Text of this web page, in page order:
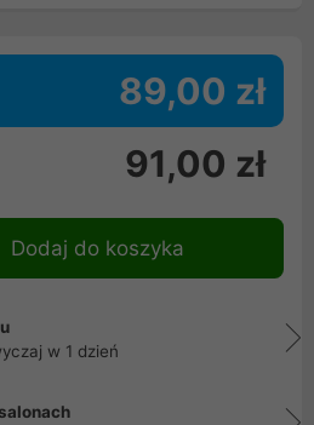
89,00 zł
91,00 zł
Dodaj do koszyka
w 1 dzień